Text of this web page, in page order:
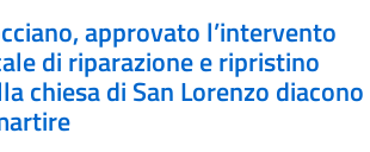
approvato l’intervento
di riparazione e ripristino
chiesa di San Lorenzo diacono